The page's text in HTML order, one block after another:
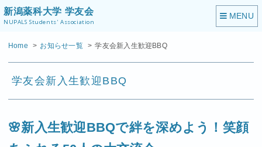
新潟薬科大学 学友会
NUPALS Students' Association
Home お知らせ一覧 学友会新入生歓迎BBQ
学友会新入生歓迎BBQ
🌸新入生歓迎BBQで絆を深めよう！笑顔